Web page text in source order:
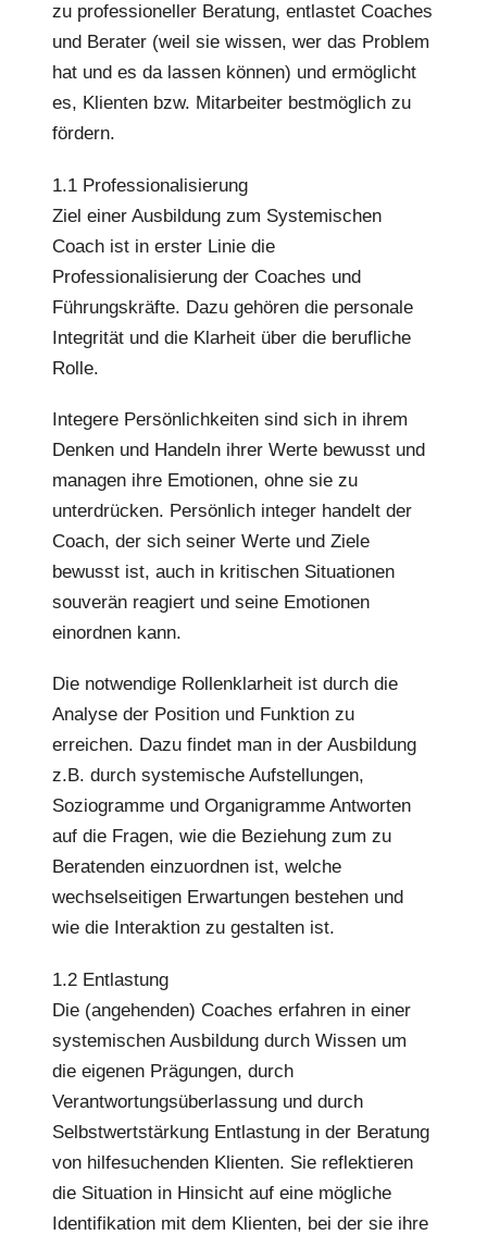
zu professioneller Beratung, entlastet Coaches
und Berater (weil sie wissen, wer das Problem
hat und es da lassen können) und ermöglicht
es, Klienten bzw. Mitarbeiter bestmöglich zu
fördern.
1.1 Professionalisierung
Ziel einer Ausbildung zum Systemischen
Coach ist in erster Linie die
Professionalisierung der Coaches und
Führungskräfte. Dazu gehören die personale
Integrität und die Klarheit über die berufliche
Rolle.
Integere Persönlichkeiten sind sich in ihrem
Denken und Handeln ihrer Werte bewusst und
managen ihre Emotionen, ohne sie zu
unterdrücken. Persönlich integer handelt der
Coach, der sich seiner Werte und Ziele
bewusst ist, auch in kritischen Situationen
souverän reagiert und seine Emotionen
einordnen kann.
Die notwendige Rollenklarheit ist durch die
Analyse der Position und Funktion zu
erreichen. Dazu findet man in der Ausbildung
z.B. durch systemische Aufstellungen,
Soziogramme und Organigramme Antworten
auf die Fragen, wie die Beziehung zum zu
Beratenden einzuordnen ist, welche
wechselseitigen Erwartungen bestehen und
wie die Interaktion zu gestalten ist.
1.2 Entlastung
Die (angehenden) Coaches erfahren in einer
systemischen Ausbildung durch Wissen um
die eigenen Prägungen, durch
Verantwortungsüberlassung und durch
Selbstwertstärkung Entlastung in der Beratung
von hilfesuchenden Klienten. Sie reflektieren
die Situation in Hinsicht auf eine mögliche
Identifikation mit dem Klienten, bei der sie ihre